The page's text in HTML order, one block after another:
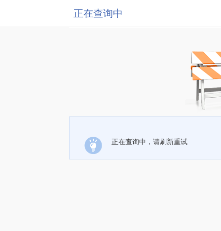
正在查询中
正在查询中，请刷新重试